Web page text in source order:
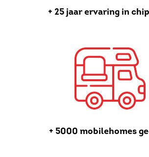
+ 25 jaar ervaring in
+ 5000 mobilehomes